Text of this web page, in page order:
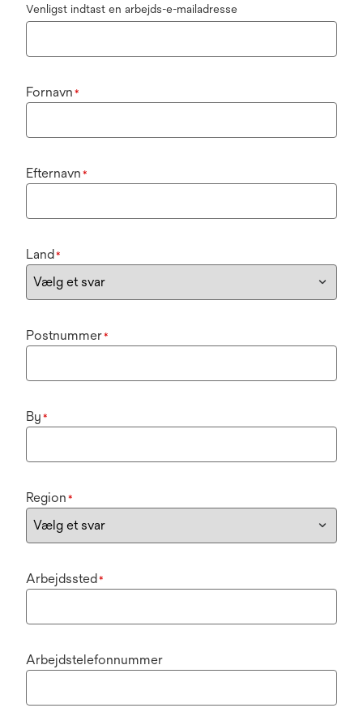
Venligst indtast en arbejds-e-mailadresse
Fornavn *
Efternavn *
Land *
Postnummer*
By *
Region *
Arbejdssted *
Arbejdstelefonnummer